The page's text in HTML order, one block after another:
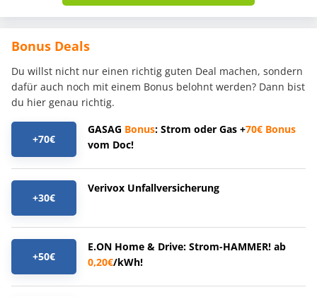
Bonus Deals
Du willst nicht nur einen richtig guten Deal machen, sondern
dafür auch noch mit einem Bonus belohnt werden? Dann bist
du hier genau richtig.
+70€
GASAG Bonus: Strom oder Gas +70€ Bonus
vom Doc!
+30€
Verivox Unfallversicherung
+50€
E.ON Home & Drive: Strom-HAMMER! ab
0,20€/kWh!